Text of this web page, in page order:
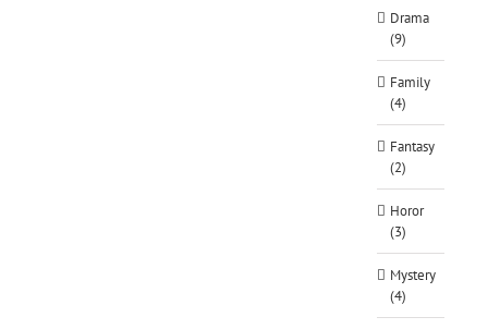
Drama
(9)
Family
(4)
Fantasy
(2)
Horor
(3)
Mystery
(4)